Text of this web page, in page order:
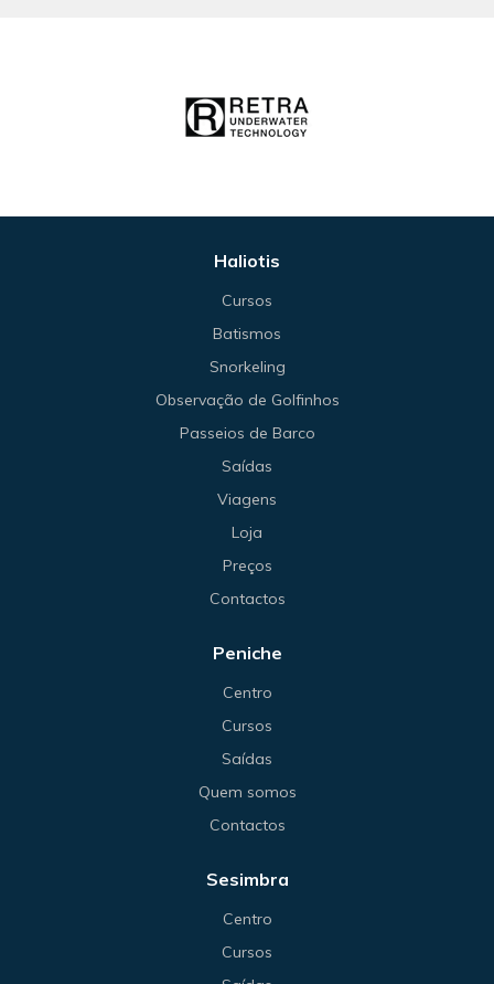
Haliotis
Cursos
Batismos
Snorkeling
Observação de Golfinhos
Passeios de Barco
Saídas
Viagens
Loja
Preços
Contactos
Peniche
Centro
Cursos
Saídas
Quem somos
Contactos
Sesimbra
Centro
Cursos